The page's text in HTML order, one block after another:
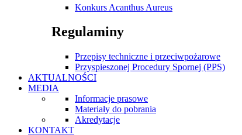
Konkurs Acanthus Aureus
Regulaminy
Przepisy techniczne i przeciwpożarowe
Przyspieszonej Procedury Spornej (PPS)
AKTUALNOŚCI
MEDIA
Informacje prasowe
Materiały do pobrania
Akredytacje
KONTAKT